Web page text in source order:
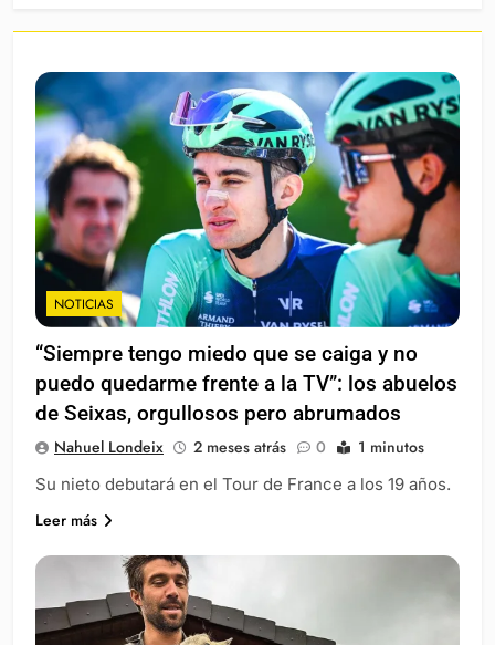
NOTICIAS
“Siempre tengo miedo que se caiga y no
puedo quedarme frente a la TV”: los abuelos
de Seixas, orgullosos pero abrumados
Nahuel Londeix 2 meses atrás 0 1 minutos
Su nieto debutará en el Tour de France a los 19 años.
Leer más